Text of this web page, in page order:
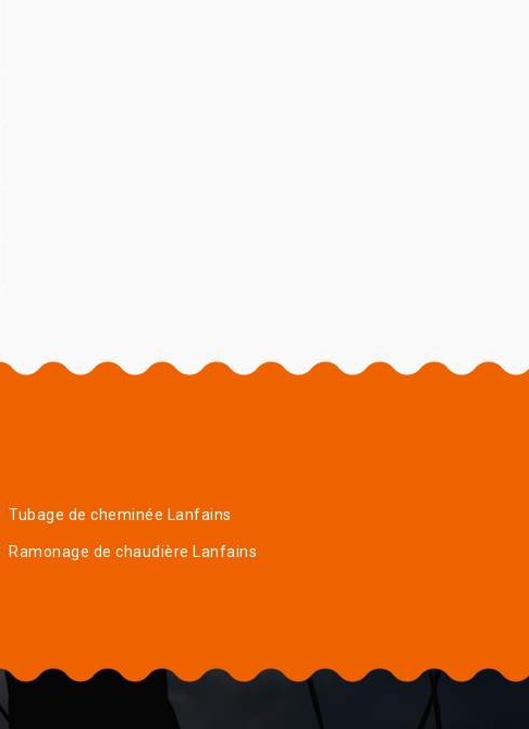
Tubage de cheminée Lanfains
Ramonage de chaudière Lanfains